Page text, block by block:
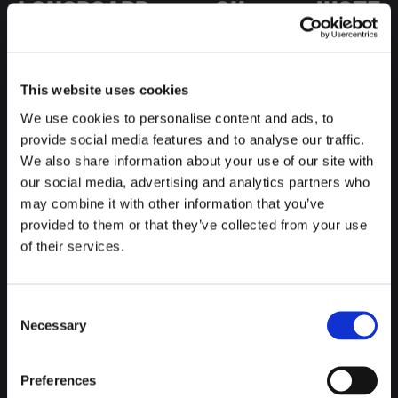
This website uses cookies
We use cookies to personalise content and ads, to
provide social media features and to analyse our traffic.
We also share information about your use of our site with
our social media, advertising and analytics partners who
may combine it with other information that you’ve
provided to them or that they’ve collected from your use
of their services.
Selection
Necessary
Preferences
LONGBOARD OU JUSTE
, C’EST L’ENDROIT
PARFAIT. À15 MINUTES À VÉLO
DE LATROUPE, C’EST L’UN DES
PLUS GRANDS ET MIEUX ÉQUIPÉS
DE BARCELONE.
6. PARTIE DE PADEL ENTRE AMIS
TROUVE LE
POBLENOU PÀDEL
TERRAINS OUVERTS
ET LOCATION POSSIBLE.